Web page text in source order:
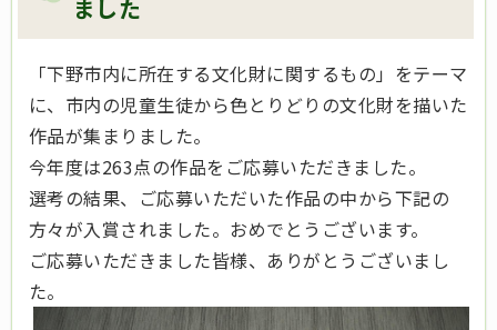
ました
「下野市内に所在する文化財に関するもの」をテーマ
に、市内の児童生徒から色とりどりの文化財を描いた
作品が集まりました。
今年度は263点の作品をご応募いただきました。
選考の結果、ご応募いただいた作品の中から下記の
方々が入賞されました。おめでとうございます。
ご応募いただきました皆様、ありがとうございまし
た。